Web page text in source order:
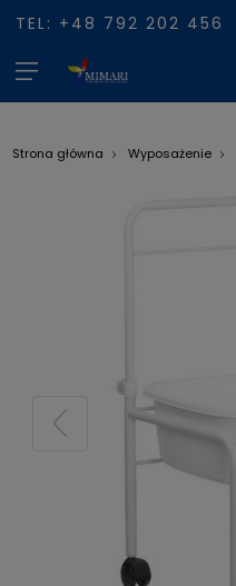
TEL: +48 792 202 456
Strona główna Wyposażenie